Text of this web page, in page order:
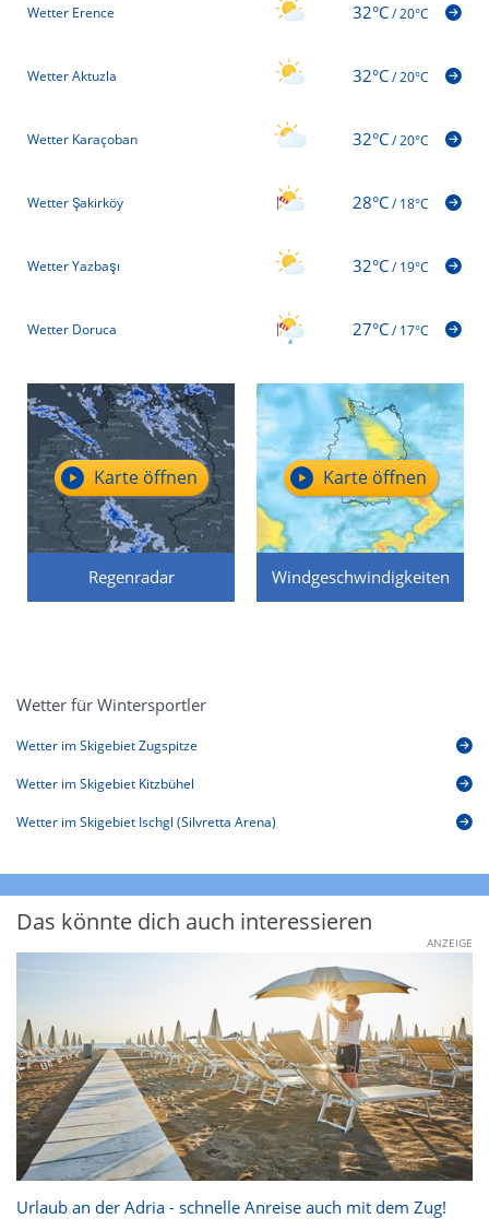
Wetter Erence 32°C/20°C
Wetter Aktuzla 32°C/20°C
Wetter Karaçoban 32°C/20°C
Wetter Şakirköy 28°C/18°C
Wetter Yazbaşı 32°C/19°C
Wetter Doruca 27°C/17°C
Regenradar
Karte öffnen
Windgeschwindigkeiten
Karte öffnen
Wetter für Wintersportler
Wetter im Skigebiet Zugspitze
Wetter im Skigebiet Kitzbühel
Wetter im Skigebiet Ischgl (Silvretta Arena)
Das könnte dich auch interessieren
ANZEIGE
Urlaub an der Adria - schnelle Anreise auch mit dem Zug!